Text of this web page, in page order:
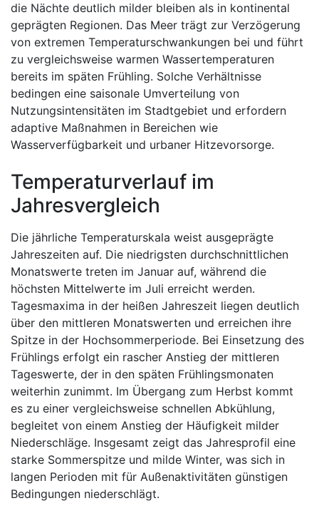
die Nächte deutlich milder bleiben als in kontinental
geprägten Regionen. Das Meer trägt zur Verzögerung
von extremen Temperaturschwankungen bei und führt
zu vergleichsweise warmen Wassertemperaturen
bereits im späten Frühling. Solche Verhältnisse
bedingen eine saisonale Umverteilung von
Nutzungsintensitäten im Stadtgebiet und erfordern
adaptive Maßnahmen in Bereichen wie
Wasserverfügbarkeit und urbaner Hitzevorsorge.
Temperaturverlauf im
Jahresvergleich
Die jährliche Temperaturskala weist ausgeprägte
Jahreszeiten auf. Die niedrigsten durchschnittlichen
Monatswerte treten im Januar auf, während die
höchsten Mittelwerte im Juli erreicht werden.
Tagesmaxima in der heißen Jahreszeit liegen deutlich
über den mittleren Monatswerten und erreichen ihre
Spitze in der Hochsommerperiode. Bei Einsetzung des
Frühlings erfolgt ein rascher Anstieg der mittleren
Tageswerte, der in den späten Frühlingsmonaten
weiterhin zunimmt. Im Übergang zum Herbst kommt
es zu einer vergleichsweise schnellen Abkühlung,
begleitet von einem Anstieg der Häufigkeit milder
Niederschläge. Insgesamt zeigt das Jahresprofil eine
starke Sommerspitze und milde Winter, was sich in
langen Perioden mit für Außenaktivitäten günstigen
Bedingungen niederschlägt.